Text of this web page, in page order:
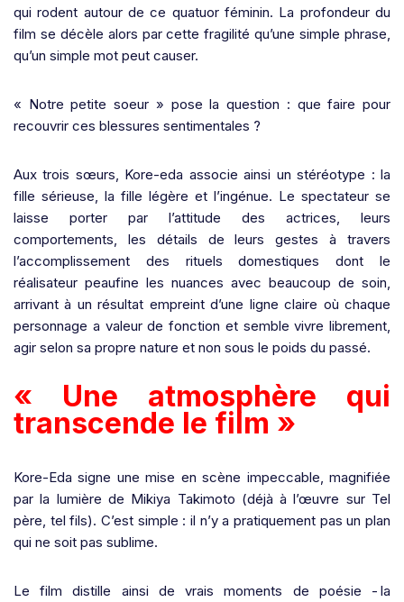
qui rodent autour de ce quatuor féminin. La profondeur du
film se décèle alors par cette fragilité qu’une simple phrase,
qu’un simple mot peut causer.
« Notre petite soeur » pose la question : que faire pour
recouvrir ces blessures sentimentales ?
Aux trois sœurs, Kore-eda associe ainsi un stéréotype : la
fille sérieuse, la fille légère et l’ingénue. Le spectateur se
laisse porter par l’attitude des actrices, leurs
comportements, les détails de leurs gestes à travers
l’accomplissement des rituels domestiques dont le
réalisateur peaufine les nuances avec beaucoup de soin,
arrivant à un résultat empreint d’une ligne claire où chaque
personnage a valeur de fonction et semble vivre librement,
agir selon sa propre nature et non sous le poids du passé.
« Une atmosphère qui
transcende le film »
Kore-Eda signe une mise en scène impeccable, magnifiée
par la lumière de Mikiya Takimoto (déjà à l’œuvre sur Tel
père, tel fils). C’est simple : il n’y a pratiquement pas un plan
qui ne soit pas sublime.
Le film distille ainsi de vrais moments de poésie - la